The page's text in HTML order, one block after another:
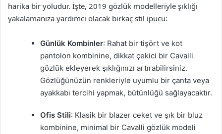
harika bir yoludur. İşte, 2019 gözlük modelleriyle şıklığı
yakalamanıza yardımcı olacak birkaç stil ipucu:
Günlük Kombinler: Rahat bir tişört ve kot
pantolon kombinine, dikkat çekici bir Cavalli
gözlük ekleyerek şıklığınızı artırabilirsiniz.
Gözlüğünüzün renkleriyle uyumlu bir çanta veya
ayakkabı tercihi yapmak, bütünlüğü sağlayacaktır.
Ofis Stili: Klasik bir blazer ceket ve şık bir bluz
kombinine, minimal bir Cavalli gözlük modeli